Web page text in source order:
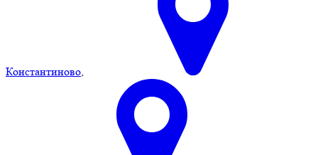
Константиново,